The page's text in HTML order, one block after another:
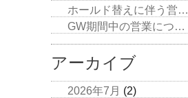
ホールド替えに伴う営…
GW期間中の営業につ…
アーカイブ
2026年7月 (2)